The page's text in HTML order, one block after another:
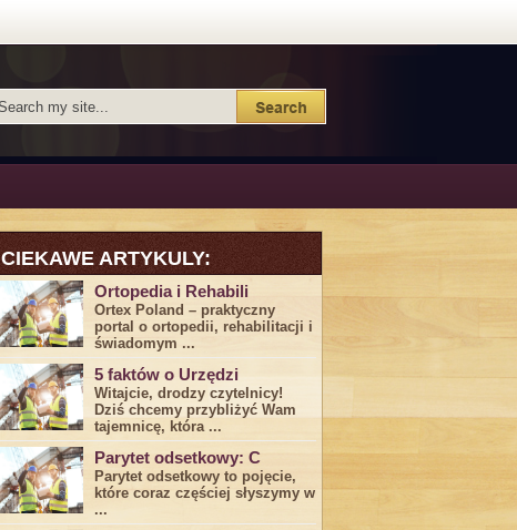
CIEKAWE ARTYKULY:
Ortopedia i Rehabili
Ortex Poland – praktyczny
portal o ortopedii, rehabilitacji i
świadomym ...
5 faktów o Urzędzi
Witajcie, drodzy czytelnicy!
Dziś chcemy przybliżyć ⁣Wam ​
tajemnicę,⁤ która ...
Parytet odsetkowy: C
Parytet odsetkowy to pojęcie,
które coraz częściej słyszymy w
...